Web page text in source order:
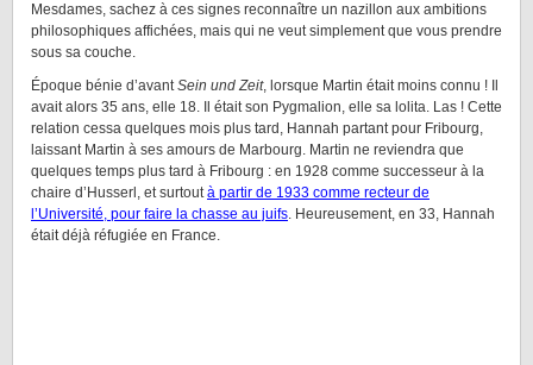
Mesdames, sachez à ces signes reconnaître un nazillon aux ambitions
philosophiques affichées, mais qui ne veut simplement que vous prendre
sous sa couche.
Époque bénie d’avantSein und Zeit, lorsque Martin était moins connu ! Il
avait alors 35 ans, elle 18. Il était son Pygmalion, elle sa lolita. Las ! Cette
relation cessa quelques mois plus tard, Hannah partant pour Fribourg,
laissant Martin à ses amours de Marbourg. Martin ne reviendra que
quelques temps plus tard à Fribourg : en 1928 comme successeur à la
chaire d’Husserl, et surtoutà partir de 1933 comme recteur de
l’Université, pour faire la chasse au juifs. Heureusement, en 33, Hannah
était déjà réfugiée en France.